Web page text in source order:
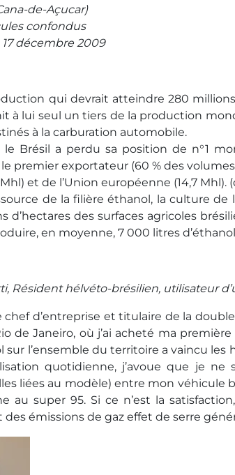
de-Açucar)
confondus
17 décembre 2009
qui devrait atteindre 280
à lui seul un tiers de la production
à la carburation automobile.
le Brésil a perdu sa position de n°1
le premier exportateur (60 % des
Mhl) et de l’Union européenne (14,7 Mhl).
de la filière éthanol, la culture de
d’hectares des surfaces agricoles
en moyenne, 7 000 litres
Résident hélvéto-brésilien, utilisateur
chef d’entreprise et titulaire de la
de Janeiro, où j’ai acheté ma
sur l’ensemble du territoire a vaincu les
quotidienne, j’avoue que je ne
liées au modèle) entre mon véhicule
au super 95. Si ce n’est la
des émissions de gaz effet de serre